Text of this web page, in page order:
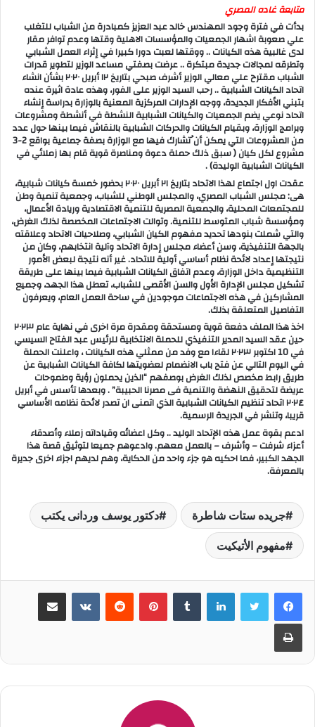
متابعة غاده المصري
بدأت في فترة وجود المهندس خالد عبد العزيز كمبادرة من الشباب للتغلب
علي صعوبة اشهار الجمعيات والمؤسسات الاهلية وقتها وعدم توافر مقار
لدى غالبية هذه الكيانات .. ووقتها لعبت دورا كبيرا في إثراء العمل الشبابي
وتطرقه لمجالات جديدة مبتكرة .. عرضت بصفتي مساعد الوزير لتطوير قدرات
الشباب مقترح علي معالي الوزير أشرف صبحي بتاريخ ١٢ أبريل ٢٠٢٠ بشأن انشاء
اتحاد الكيانات الشبابية .. رحب السيد الوزير على الفور، وهذه عادة اثيرة عنده
بتبني الأفكار الجديدة، ووجه الإدارات المركزية المعنية بالوزارة بدراسة إنشاء
اتحاد نوعي يضم الجمعيات والكيانات الشبابية النشطة في أنشطة ومشروعات
وبرامج الوزارة، وبقيام الكيانات والحركات الشبابية بالنقاش فيما بينها حول عدد
من المشروعات التي يمكن أن ُتشارك فيها مع الوزارة بصفة جماعية بواقع 2-3
مشروع لكل كيان ( سبق ذلك حملة دعوة ومناصرة قوية قام بها زملائي في
الكيانات الشبابية الوليدة) .
عقدت اول اجتماع لهذا الاتحاد بتاريخ ٢١ أبريل ٢٠٢٠ بحضور خمسة كيانات شبابية،
هى: مجلس الشباب المصري، والمجلس الوطني للشباب، وجمعية تنمية وطن
للمجتمعات المحلية، والجمعية المصرية للتنمية الاقتصادية وريادة الأعمال،
ومؤسسة شباب المتوسط للتنمية. وتوالت الاجتماعات المخصصة لذلك الغرض،
والتي شملت بنودها تحديد مفهوم الكيان الشبابي، وصلاحيات الاتحاد وعلاقته
بالجهة التنفيذية، وسن أعضاء مجلس إدارة الاتحاد وآلية انتخابهم، وكان من
نتيجتها إعداد لائحة نظام أساسي أولية للاتحاد. غير أنه نتيجة لبعض الأمور
التنظيمية داخل الوزارة، وعدم اتفاق الكيانات الشبابية فيما بينها على طريقة
تشكيل مجلس الإدارة الأول والسن الأقصى للشباب، تعطل هذا الجهد، وجميع
المشاركين في هذه الاجتماعات موجودين في ساحة العمل العام، ويعرفون
التفاصيل المتعلقة بذلك.
اخذ هذا الملف دفعة قوية ومستحقة ومقدرة مرة اخرى في نهاية عام ٢٠٢٣
حين عقد السيد المدير التنفيذي للحملة الانتخابية للرئيس عبد الفتاح السيسي
في 10 اكتوبر ٢٠٢٣ لقاءا مع وفد من ممثلي هذه الكيانات ، واعلنت الحملة
في اليوم التالي عن فتح باب الانضمام لعضويتها لكافة الكيانات الشبابية عن
طريق رابط مخصص لذلك الغرض بوصفهم “الذين يحملون رؤية وطموحات
عريضة لتحقيق النهضة والتنمية فى مصرنا الحبيبة” . وبعدها تأسس في أبريل
٢٠٢٤ اتحاد تنظيم الكيانات الشبابية الذي اتمنى ان تصدر لائحة نظامه الأساسي
قريبا، وتنشر في الجريدة الرسمية.
ادعم بقوة عمل هذه الإتحاد الوليد .. وكل اعضائه وقياداته زملاء وأصدقاء
أعزاء شرفت – وأشرف – بالعمل معهم. وادعوهم جميعا لتوثيق قصة هذا
الجهد الكبير، فما احكيه هو جزء واحد من الحكاية، وهم لديهم اجزاء اخرى جديرة
بالمعرفة.
جريده ستات شاطرة دكتور يوسف وردانى يكتب
مفهوم الأتيكيت
لينكدإن بينتيريست